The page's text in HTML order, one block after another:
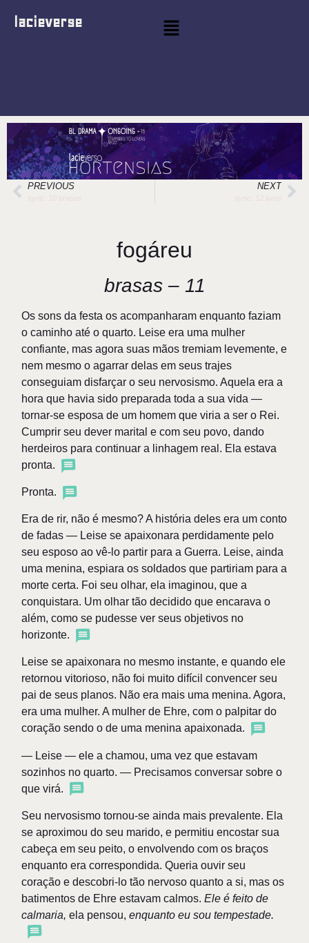
lacieverse
PREVIOUS NEXT
fogáreu
brasas – 11
Os sons da festa os acompanharam enquanto faziam
o caminho até o quarto. Leise era uma mulher
confiante, mas agora suas mãos tremiam levemente, e
nem mesmo o agarrar delas em seus trajes
conseguiam disfarçar o seu nervosismo. Aquela era a
hora que havia sido preparada toda a sua vida —
tornar-se esposa de um homem que viria a ser o Rei.
Cumprir seu dever marital e com seu povo, dando
herdeiros para continuar a linhagem real. Ela estava
pronta.
Pronta.
Era de rir, não é mesmo? A história deles era um conto
de fadas — Leise se apaixonara perdidamente pelo
seu esposo ao vê-lo partir para a Guerra. Leise, ainda
uma menina, espiara os soldados que partiriam para a
morte certa. Foi seu olhar, ela imaginou, que a
conquistara. Um olhar tão decidido que encarava o
além, como se pudesse ver seus objetivos no
horizonte.
Leise se apaixonara no mesmo instante, e quando ele
retornou vitorioso, não foi muito difícil convencer seu
pai de seus planos. Não era mais uma menina. Agora,
era uma mulher. A mulher de Ehre, com o palpitar do
coração sendo o de uma menina apaixonada.
— Leise — ele a chamou, uma vez que estavam
sozinhos no quarto. — Precisamos conversar sobre o
que virá.
Seu nervosismo tornou-se ainda mais prevalente. Ela
se aproximou do seu marido, e permitiu encostar sua
cabeça em seu peito, o envolvendo com os braços
enquanto era correspondida. Queria ouvir seu
coração e descobri-lo tão nervoso quanto a si, mas os
batimentos de Ehre estavam calmos.Ele é feito de
calmaria,ela pensou,enquanto eu sou tempestade.